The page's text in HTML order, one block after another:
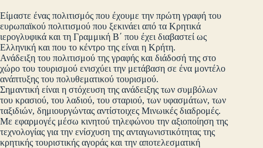
Είμαστε ένας πολιτισμός που έχουμε την πρώτη γραφή του
ευρωπαϊκού πολιτισμού που ξεκινάει από τα Κρητικά
ιερογλυφικά και τη Γραμμική Β΄ που έχει διαβαστεί ως
Ελληνική και που το κέντρο της είναι η Κρήτη.
Ανάδειξη του πολιτισμού της γραφής και διάδοσή της στο
χώρο του τουρισμού ενισχύει την μετάβαση σε ένα μοντέλο
ανάπτυξης του πολυθεματικού τουρισμού.
Σημαντική είναι η στόχευση της ανάδειξης των συμβόλων
του κρασιού, του λαδιού, του σταριού, των υφασμάτων, των
ταξιδιών, δημιουργώντας αντίστοιχες Μινωικές διαδρομές.
Με εφαρμογές μέσω κινητού τηλεφώνου την αξιοποίηση της
τεχνολογίας για την ενίσχυση της ανταγωνιστικότητας της
κρητικής τουριστικής αγοράς και την αποτελεσματική